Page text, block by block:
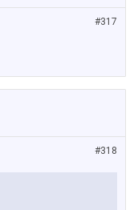
#317
#318